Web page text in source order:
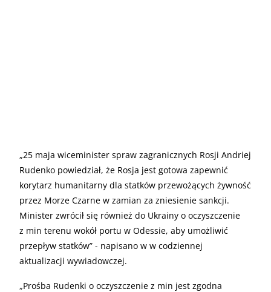
„25 maja wiceminister spraw zagranicznych Rosji Andriej
Rudenko powiedział, że Rosja jest gotowa zapewnić
korytarz humanitarny dla statków przewożących żywność
przez Morze Czarne w zamian za zniesienie sankcji.
Minister zwrócił się również do Ukrainy o oczyszczenie
z min terenu wokół portu w Odessie, aby umożliwić
przepływ statków” - napisano w w codziennej
aktualizacji wywiadowczej.
„Prośba Rudenki o oczyszczenie z min jest zgodna